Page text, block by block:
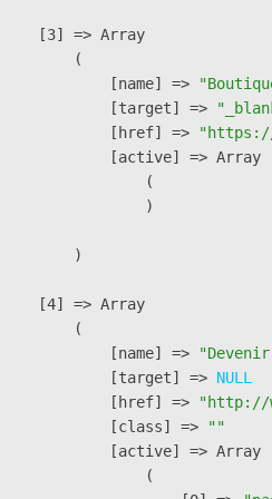
    [3] => Array
        (
            [name] =>
            [target] =>
            [href] =>
"https://
            [active] => Array
                (
                )
        )
    [4] => Array
        (
            [name] =>
"Devenir
            [target] =>
NULL
            [href] =>
"http://
            [class] =>
""
            [active] => Array
                (